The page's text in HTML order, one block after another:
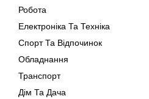
Робота
Електроніка Та Техніка
Спорт Та Відпочинок
Обладнання
Транспорт
Дім Та Дача